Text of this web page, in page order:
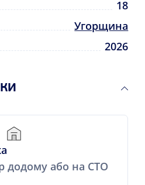
18
Угорщина
2026
додому або на СТО